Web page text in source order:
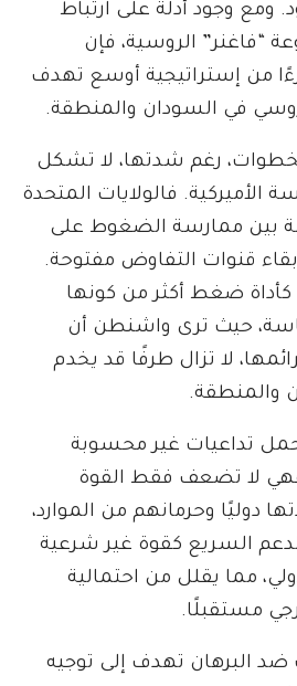
ومع وجود أدلة على ارتباط
“فاغنر” الروسية، فإن
من إستراتيجية أوسع تهدف
في السودان والمنطقة.
رغم شدتها، لا تشكل
الأميركية. فالولايات المتحدة
بين ممارسة الضغوط على
قنوات التفاوض مفتوحة.
ضغط أكثر من كونها
حيث ترى واشنطن أن
لا تزال طرفًا قد يخدم
والمنطقة.
تداعيات غير محسوبة
لا تضعف فقط القوة
دوليًا وحرمانهم من الموارد،
السريع كقوة غير شرعية
مما يقلل من احتمالية
مستقبلًا.
ضد البرهان تهدف إلى توجيه